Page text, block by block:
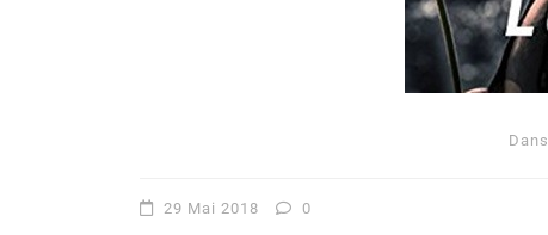
Dans
29 Mai 2018 0
Dans Romance